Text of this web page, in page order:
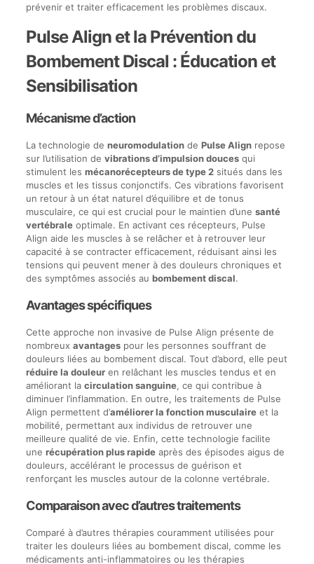
prévenir et traiter efficacement les problèmes discaux.
Pulse Align et la Prévention du
Bombement Discal : Éducation et
Sensibilisation
Mécanisme d’action
La technologie de neuromodulationde Pulse Alignrepose
sur l’utilisation de vibrations d’impulsion doucesqui
stimulent les mécanorécepteurs de type 2situés dans les
muscles et les tissus conjonctifs. Ces vibrations favorisent
un retour à un état naturel d’équilibre et de tonus
musculaire, ce qui est crucial pour le maintien d’une santé
vertébraleoptimale. En activant ces récepteurs, Pulse
Align aide les muscles à se relâcher et à retrouver leur
capacité à se contracter efficacement, réduisant ainsi les
tensions qui peuvent mener à des douleurs chroniques et
des symptômes associés au bombement discal.
Avantages spécifiques
Cette approche non invasive de Pulse Align présente de
nombreux avantagespour les personnes souffrant de
douleurs liées au bombement discal. Tout d’abord, elle peut
réduire la douleuren relâchant les muscles tendus et en
améliorant la circulation sanguine, ce qui contribue à
diminuer l’inflammation. En outre, les traitements de Pulse
Align permettent d’améliorer la fonction musculaireet la
mobilité, permettant aux individus de retrouver une
meilleure qualité de vie. Enfin, cette technologie facilite
une récupération plus rapideaprès des épisodes aigus de
douleurs, accélérant le processus de guérison et
renforçant les muscles autour de la colonne vertébrale.
Comparaison avec d’autres traitements
Comparé à d’autres thérapies couramment utilisées pour
traiter les douleurs liées au bombement discal, comme les
médicaments anti-inflammatoires ou les thérapies